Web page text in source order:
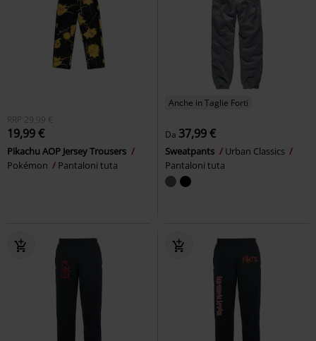
RRP 29,99 €
19,99 €
Pikachu AOP Jersey Trousers
Pokémon
Pantaloni tuta
Anche in Taglie Forti
Da 37,99 €
Sweatpants
Urban Classics
Pantaloni tuta